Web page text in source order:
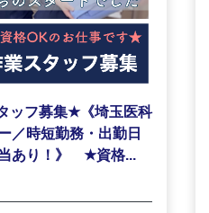
ッフ募集★《埼玉医科
／時短勤務・出勤日
あり！》 ★資格...